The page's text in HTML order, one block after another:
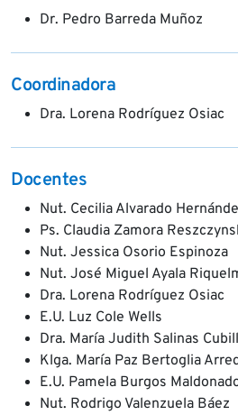
Dr. Pedro Barreda Muñoz
Coordinadora
Dra. Lorena Rodríguez Osiac
Docentes
Nut. Cecilia Alvarado
Ps. Claudia Zamora
Nut. Jessica Osorio Espinoza
Nut. José Miguel Ayala
Dra. Lorena Rodríguez Osiac
E.U. Luz Cole Wells
Dra. María Judith Salinas
Klga. María Paz Bertoglia
E.U. Pamela Burgos
Nut. Rodrigo Valenzuela Báez